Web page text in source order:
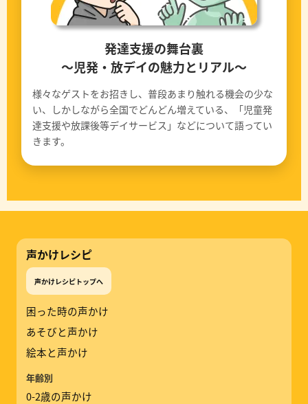
発達支援の舞台裏
〜児発・放デイの魅力とリアル〜
様々なゲストをお招きし、普段あまり触れる機会の少な
い、しかしながら全国でどんどん増えている、「児童発
達支援や放課後等デイサービス」などについて語ってい
きます。
声かけレシピ
声かけレシピトップへ
困った時の声かけ
あそびと声かけ
絵本と声かけ
年齢別
0-2歳の声かけ